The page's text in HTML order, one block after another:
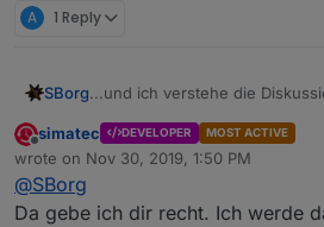
A 1 Reply
SBorg...und ich verstehe die
werhindertmich denn daran
zu ziehen?
Minimal-Backup (ev. sollte man
sich irgendwie nach "so gut
VollBackup packe ich mir per
Offline
simatec DEVELOPER MOST ACTIVE
wrote on Nov 30, 2019, 1:50 PM
last edited by
@SBorg
Da gebe ich dir recht. Ich werde